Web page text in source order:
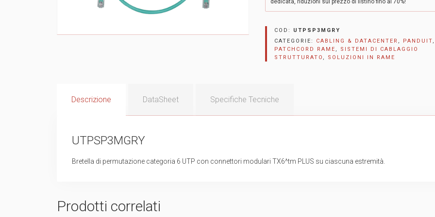
dedicata, riduzioni sul prezzo di listino fino al 70%!
COD: UTPSP3MGRY
CATEGORIE: CABLING & DATACENTER , PANDUIT,
PATCHCORD RAME , SISTEMI DI CABLAGGIO
STRUTTURATO , SOLUZIONI IN RAME
Descrizione DataSheet Specifiche Tecniche
UTPSP3MGRY
Bretella di permutazione categoria 6 UTP con connettori modulari TX6^tm PLUS su ciascuna estremità.
Prodotti correlati